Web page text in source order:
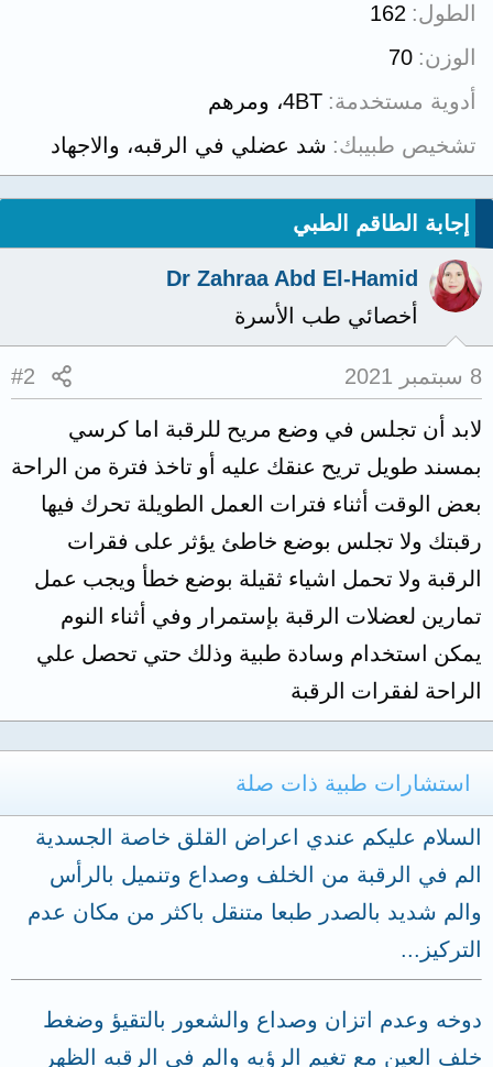
الطول 162
الوزن 70
أدوية مستخدمة 4BT، ومرهم
تشخيص طبيبك شد عضلي في الرقبه، والاجهاد
إجابة الطاقم الطبي
Dr Zahraa Abd El-Hamid
أخصائي طب الأسرة
8 سبتمبر 2021 #2
لابد أن تجلس في وضع مريح للرقبة اما كرسي
بمسند طويل تريح عنقك عليه أو تاخذ فترة من الراحة
بعض الوقت أثناء فترات العمل الطويلة تحرك فيها
رقبتك ولا تجلس بوضع خاطئ يؤثر على فقرات
الرقبة ولا تحمل اشياء ثقيلة بوضع خطأ ويجب عمل
تمارين لعضلات الرقبة بإستمرار وفي أثناء النوم
يمكن استخدام وسادة طبية وذلك حتي تحصل علي
الراحة لفقرات الرقبة
استشارات طبية ذات صلة
السلام عليكم عندي اعراض القلق خاصة الجسدية
الم في الرقبة من الخلف وصداع وتنميل بالرأس
والم شديد بالصدر طبعا متنقل باكثر من مكان عدم
التركيز...
دوخه وعدم اتزان وصداع والشعور بالتقيؤ وضغط
خلف العين مع تغيم الرؤيه والم في الرقبه الظهر